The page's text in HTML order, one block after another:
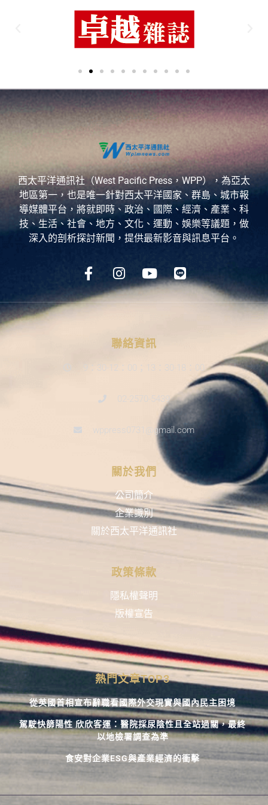
西太平洋通訊社（West Pacific Press，WPP），為亞太
地區第一，也是唯一針對西太平洋國家、群島、城市報
導媒體平台，將就即時、政治、國際、經濟、產業、科
技、生活、社會、地方、文化、運動、娛樂等議題，做
深入的剖析探討新聞，提供最新影音與訊息平台。
聯絡資訊
9：30-12：00；13：30-18：00
02-2570-5439
wppress0731@gmail.com
關於我們
公司簡介
企業識別
關於西太平洋通訊社
政策條款
隱私權聲明
版權宣告
熱門文章TOP3
從英國首相宣布辭職看國際外交現實與國內民主困境
駕駛快篩陽性 欣欣客運：醫院採尿陰性且全站過關，最終
以地檢署調查為準
食安對企業ESG與產業經濟的衝擊